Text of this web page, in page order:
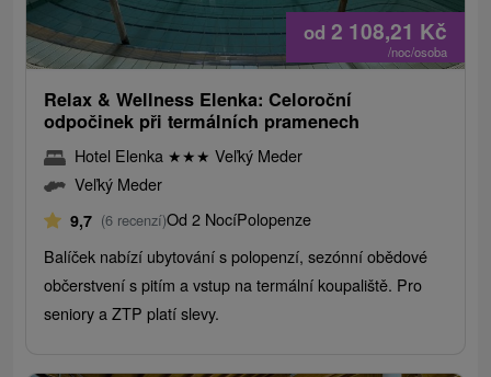
od 2 108,21 Kč
/noc/osoba
Relax & Wellness Elenka: Celoroční
odpočinek při termálních pramenech
Hotel Elenka ★★★ Veľký Meder
Veľký Meder
9,7 (6 recenzí)Od 2 NocíPolopenze
Balíček nabízí ubytování s polopenzí, sezónní obědové
občerstvení s pitím a vstup na termální koupaliště. Pro
seniory a ZTP platí slevy.